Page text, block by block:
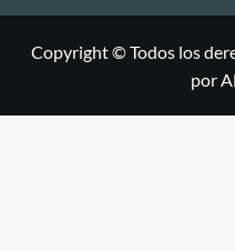
Copyright © Todos los
por